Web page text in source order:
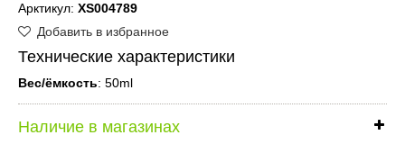
Арктикул: XS004789
Добавить в избранное
Технические характеристики
Вес/ёмкость: 50ml
Наличие в магазинах